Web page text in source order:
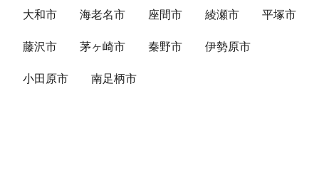
大和市 海老名市 座間市 綾瀬市 平塚市
藤沢市 茅ヶ崎市 秦野市 伊勢原市
小田原市 南足柄市